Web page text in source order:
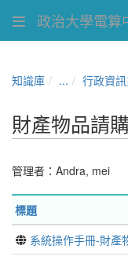
政治大學電算
知識庫 ... 行政資
財產物品請
管理者： Andra, mei
標題
系統操作手冊-財產